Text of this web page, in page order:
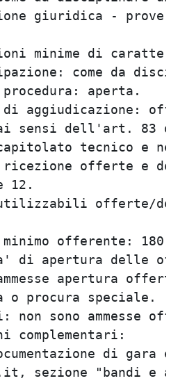
giuridica - prove
minime di carattere
come da
aperta.
aggiudicazione:
ai sensi dell'art. 83
tecnico e
ricezione offerte e
12.
offerte/
offerente: 180
di apertura delle
apertura
o procura speciale.
non sono ammesse
complementari:
di gara
sezione "bandi e